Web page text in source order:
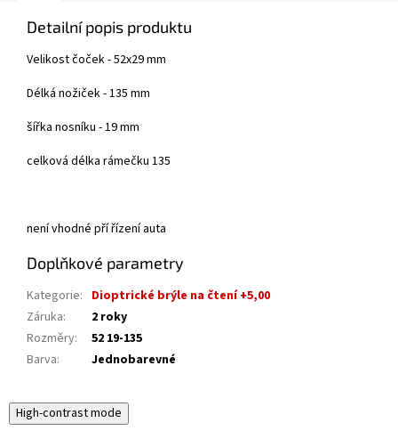
Detailní popis produktu
Velikost čoček - 52x29 mm
Délká nožiček - 135 mm
šířka nosníku - 19 mm
celková délka rámečku 135
není vhodné pří řízení auta
Doplňkové parametry
Kategorie: Dioptrické brýle na čtení +5,00
Záruka:
2 roky
Rozměry:
52 19-135
Barva: Jednobarevné
High-contrast mode